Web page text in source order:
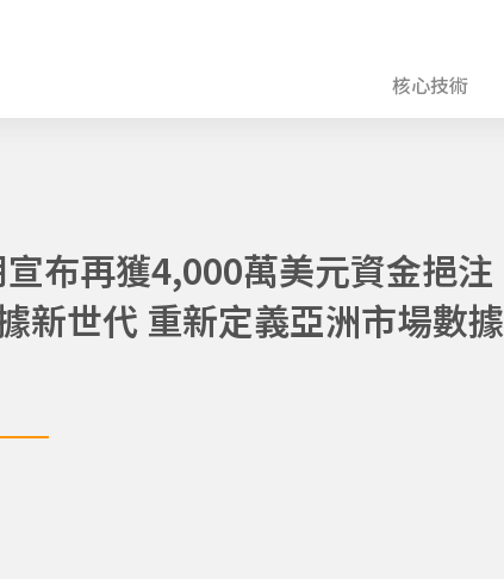
核心技術
布再獲4,000萬美元資金挹注
新世代 重新定義亞洲市場數據